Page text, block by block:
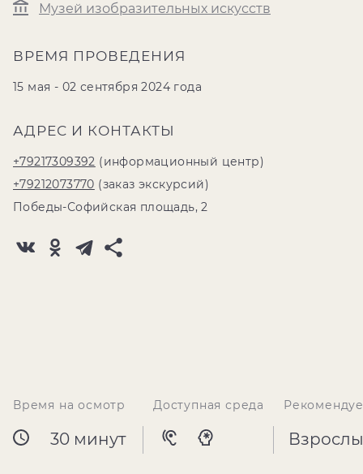
Музей изобразительных искусств
ВРЕМЯ ПРОВЕДЕНИЯ
15 мая - 02 сентября 2024 года
АДРЕС И КОНТАКТЫ
+79217309392 (информационный центр)
+79212073770 (заказ экскурсий)
Победы-Софийская площадь, 2
Время на осмотр
30 минут
Доступная среда